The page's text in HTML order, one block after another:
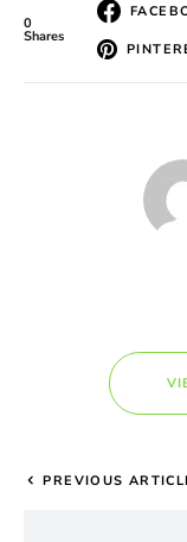
0
Shares
PREVIOUS